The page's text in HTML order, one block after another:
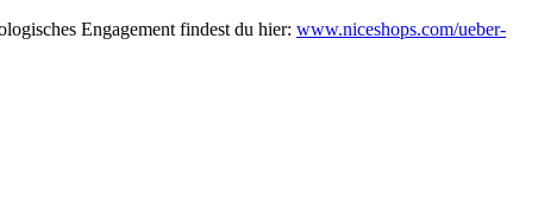
Engagement findest du hier: www.niceshops.com/ueber-